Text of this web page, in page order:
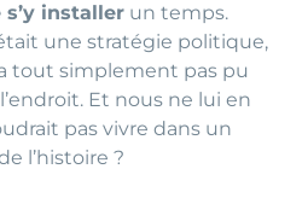
installer un temps.
une stratégie politique,
tout simplement pas pu
Et nous ne lui en
pas vivre dans un
l’histoire ?